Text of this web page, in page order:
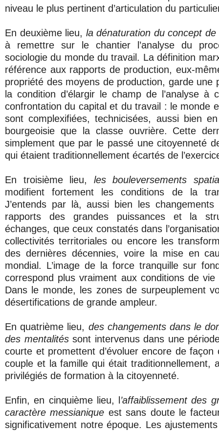
niveau le plus pertinent d’articulation du
En deuxième lieu, la dénaturation du concept de
à remettre sur le chantier l’analyse du
sociologie du monde du travail. La définition
référence aux rapports de production, eux-
propriété des moyens de production, garde une
la condition d’élargir le champ de l’analyse à
confrontation du capital et du travail : le monde
sont complexifiées, technicisées, aussi bien
bourgeoisie que la classe ouvrière. Cette
simplement que par le passé une citoyenneté
qui étaient traditionnellement écartés de
En troisième lieu, les bouleversements
modifient fortement les conditions de la
J’entends par là, aussi bien les
rapports des grandes puissances et la
échanges, que ceux constatés dans
collectivités territoriales ou encore les
des dernières décennies, voire la mise en
mondial. L’image de la force tranquille sur
correspond plus vraiment aux conditions de
Dans le monde, les zones de surpeuplement
désertifications de grande ampleur.
En quatrième lieu, des changements dans le
des mentalitéssont intervenus dans une
courte et promettent d’évoluer encore de façon
couple et la famille qui était traditionnellement,
privilégiés de formation à la citoyenneté.
Enfin, en cinquième lieu, l ’affaiblissement des
caractère messianique est sans doute le
significativement notre époque. Les